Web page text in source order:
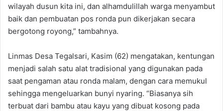
wilayah dusun kita ini, dan alhamdulillah warga menyambut
baik dan pembuatan pos ronda pun dikerjakan secara
bergotong royong,” tambahnya.
Linmas Desa Tegalsari, Kasim (62) mengatakan, kentungan
menjadi salah satu alat tradisional yang digunakan pada
saat pengaman atau ronda malam, dengan cara memukul
sehingga mengeluarkan bunyi nyaring. “Biasanya sih
terbuat dari bambu atau kayu yang dibuat kosong pada